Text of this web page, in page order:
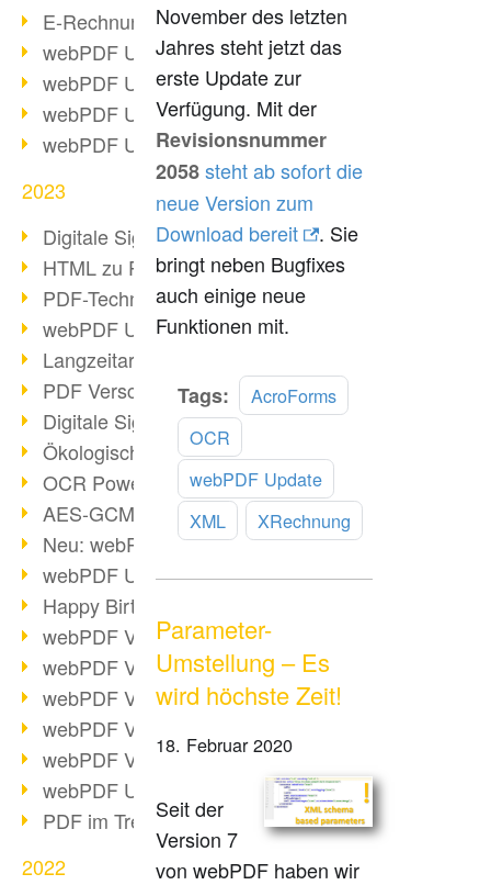
E-Rechnungsstellung ab 2025
webPDF Update 9.0.0.3584
webPDF Update 9.0.0.3479
webPDF Update 9.0.0.3361
webPDF Update 9.0.0.3264
2023
Digitale Signatur in PDF
HTML zu PDF
PDF-Techniken für Barrierefreiheit
webPDF Update 9.0.0.3149
Langzeitarchivierung mit PDF/A
PDF Verschlüsselung
Digitale Signaturen
Ökologischen Abdruck reduzieren
OCR Power für Profis
AES-GCM-Unterstützung (PDF 2.0)
Neu: webPDF Developer Hub
webPDF Update 9.0.0.2898
Happy Birthday, PDF!
webPDF Video-Session 4
webPDF Video-Session 3
webPDF Video-Session 2
webPDF Video-Session 1
webPDF Video-Session Termine
webPDF Update 9.0.0.2843
PDF im Trend
2022
November des letzten
Jahres steht jetzt das
erste Update zur
Verfügung. Mit der
Revisionsnummer
2058steht ab sofort die
neue Version zum
Download bereit
. Sie
bringt neben Bugfixes
auch einige neue
Funktionen mit.
Tags:
AcroForms
OCR
webPDF Update
XML
XRechnung
Parameter-
Umstellung – Es
wird höchste Zeit!
18. Februar 2020
Seit der
Version 7
von webPDF haben wir